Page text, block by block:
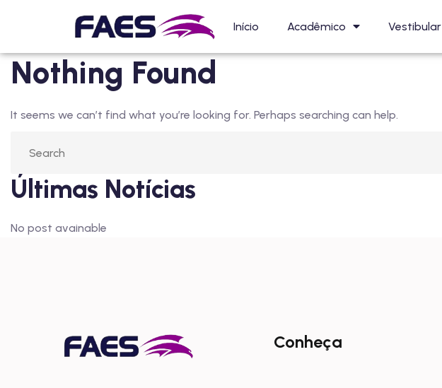
Início Acadêmico Vestibular
Nothing Found
It seems we can’t find what you’re looking for. Perhaps searching can help.
Últimas Notícias
No post avainable
Conheça